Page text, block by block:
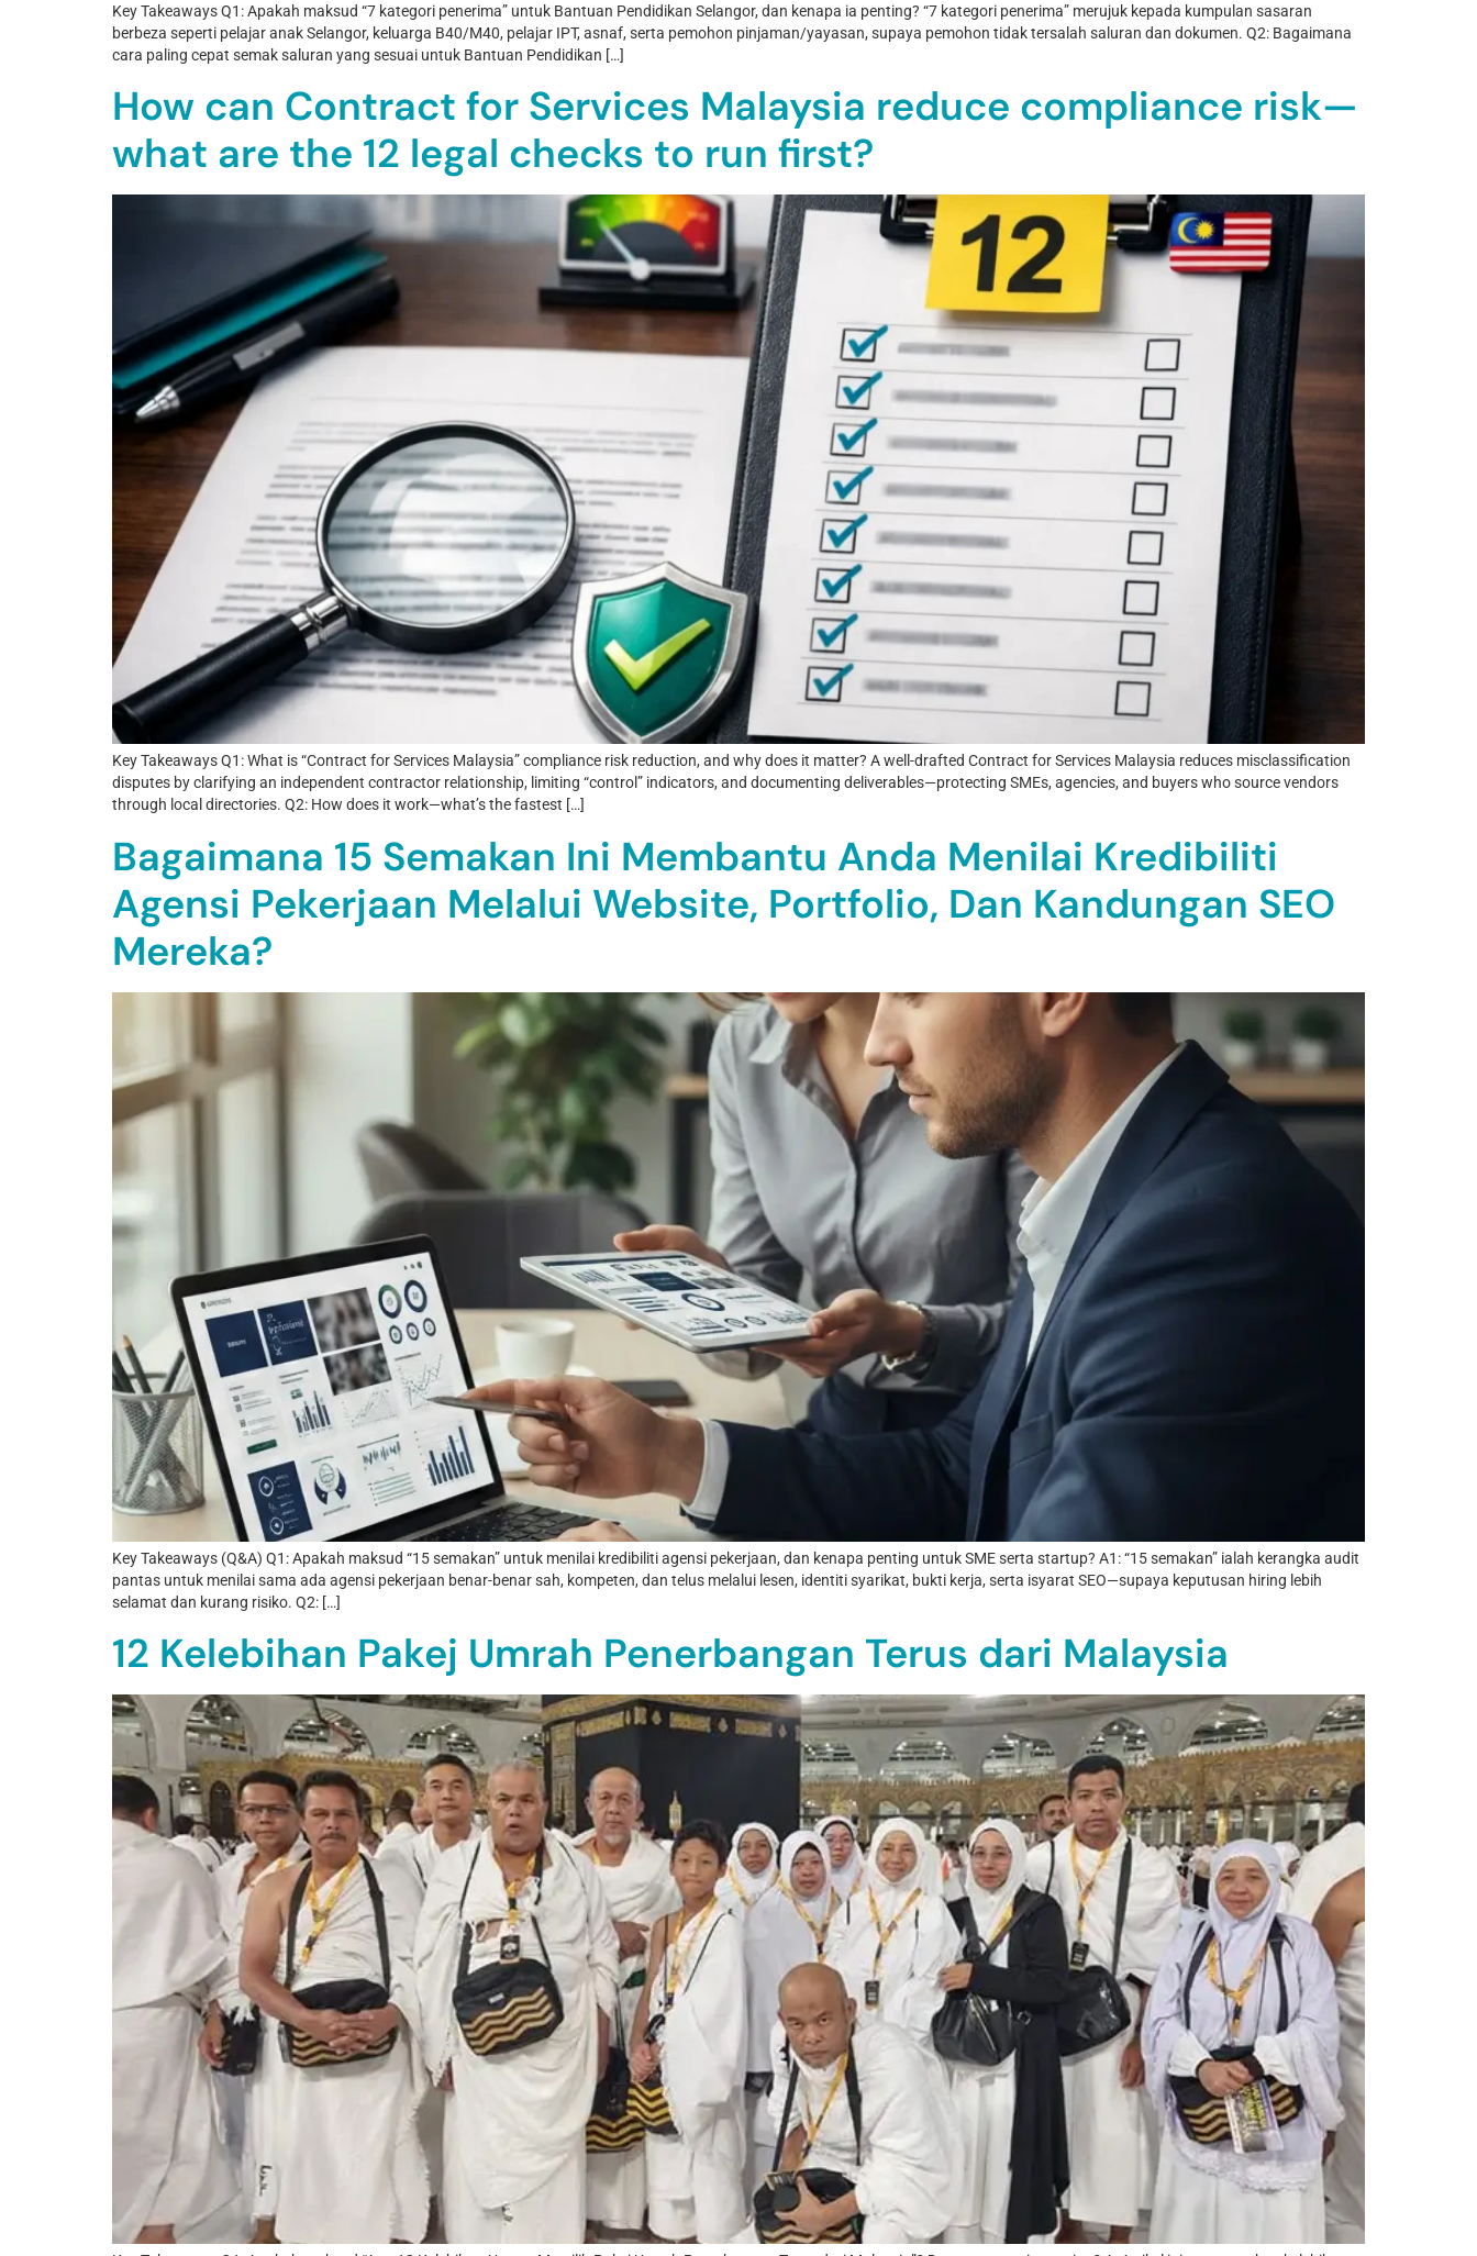
Key Takeaways Q1: Apakah maksud “7 kategori penerima” untuk Bantuan Pendidikan Selangor, dan kenapa ia penting? “7 kategori penerima” merujuk kepada kumpulan sasaran
berbeza seperti pelajar anak Selangor, keluarga B40/M40, pelajar IPT, asnaf, serta pemohon pinjaman/yayasan, supaya pemohon tidak tersalah saluran dan dokumen. Q2: Bagaimana
cara paling cepat semak saluran yang sesuai untuk Bantuan Pendidikan […]
How can Contract for Services Malaysia reduce compliance risk—
what are the 12 legal checks to run first?
Key Takeaways Q1: What is “Contract for Services Malaysia” compliance risk reduction, and why does it matter? A well-drafted Contract for Services Malaysia reduces misclassification
disputes by clarifying an independent contractor relationship, limiting “control” indicators, and documenting deliverables—protecting SMEs, agencies, and buyers who source vendors
through local directories. Q2: How does it work—what’s the fastest […]
Bagaimana 15 Semakan Ini Membantu Anda Menilai Kredibiliti
Agensi Pekerjaan Melalui Website, Portfolio, Dan Kandungan SEO
Mereka?
Key Takeaways (Q&A) Q1: Apakah maksud “15 semakan” untuk menilai kredibiliti agensi pekerjaan, dan kenapa penting untuk SME serta startup? A1: “15 semakan” ialah kerangka audit
pantas untuk menilai sama ada agensi pekerjaan benar-benar sah, kompeten, dan telus melalui lesen, identiti syarikat, bukti kerja, serta isyarat SEO—supaya keputusan hiring lebih
selamat dan kurang risiko. Q2: […]
12 Kelebihan Pakej Umrah Penerbangan Terus dari Malaysia